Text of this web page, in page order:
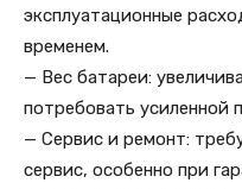
эксплуатационные
временем.
— Вес батареи:
потребовать усиленной
— Сервис и ремонт:
сервис, особенно при